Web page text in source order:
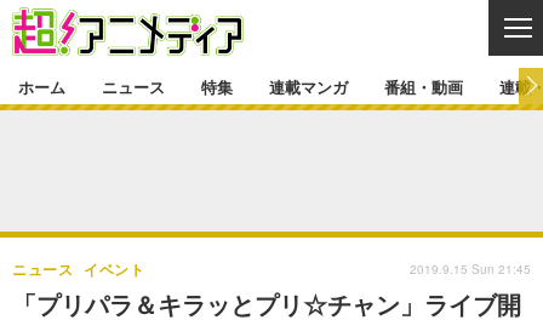
ゲーム・アプリ マンガ
特集一覧 カバー
連載マンガ
番組・動画
ホーム ニュース 特集 連載マンガ 番組・動画 連載
「プリパラ＆キラッとプリ☆チャン」ライブ開
ニュース イベント 2019.9.15 Sun 21:45